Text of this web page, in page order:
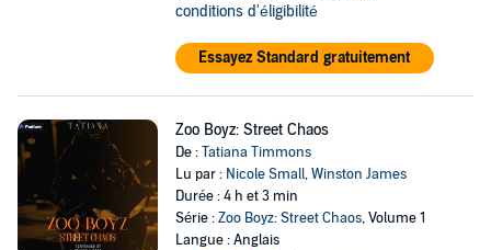
conditions d'éligibilité
Essayez Standard gratuitement
Zoo Boyz: Street Chaos
De :Tatiana Timmons
Lu par : Nicole Small,Winston James
Durée : 4 h et 3 min
Série :Zoo Boyz: Street Chaos, Volume 1
Langue : Anglais